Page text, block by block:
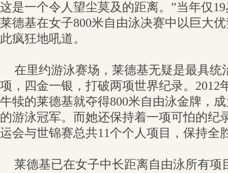
这是一个令人望尘莫及的距离。”当年仅
莱德基在女子800米自由泳决赛中以巨大
此疯狂地吼道。
在里约游泳赛场，莱德基无疑是最具统
项，四金一银，打破两项世界纪录。2012
牛犊的莱德基就夺得800米自由泳金牌，
的游泳冠军。而她还保持着一项可怕的纪
运会与世锦赛总共11个个人项目，保持全
莱德基已在女子中长距离自由泳所有项